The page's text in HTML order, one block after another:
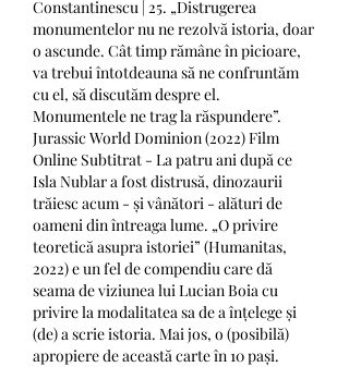
Constantinescu | 25. „Distrugerea
monumentelor nu ne rezolvă istoria, doar
o ascunde. Cât timp rămâne în picioare,
va trebui întotdeauna să ne confruntăm
cu el, să discutăm despre el.
Monumentele ne trag la răspundere”.
Jurassic World Dominion (2022) Film
Online Subtitrat - La patru ani după ce
Isla Nublar a fost distrusă, dinozaurii
trăiesc acum - și vânători - alături de
oameni din întreaga lume. „O privire
teoretică asupra istoriei” (Humanitas,
2022) e un fel de compendiu care dă
seama de viziunea lui Lucian Boia cu
privire la modalitatea sa de a înțelege și
(de) a scrie istoria. Mai jos, o (posibilă)
apropiere de această carte în 10 pași.